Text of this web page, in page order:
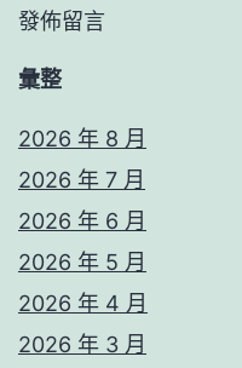
發佈留言
彙整
2026 年 8 月
2026 年 7 月
2026 年 6 月
2026 年 5 月
2026 年 4 月
2026 年 3 月